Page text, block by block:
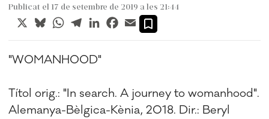
Publicat el 17 de setembre de 2019 a les 21:44
X BlueskyWhatsApp
TelegramLinkedInFacebook
Email
"WOMANHOOD"
Títol orig.: "In search. A journey to womanhood".
Alemanya-Bèlgica-Kènia, 2018. Dir.: Beryl